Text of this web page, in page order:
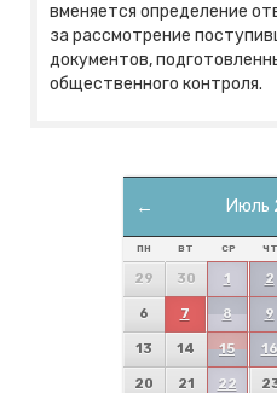
вменяется определение
за рассмотрение
документов,
общественного контроля.
← Июль
ПН ВТ СР ЧТ
29 30 1 2
6 7 8 9
13 14 15 16
20 21 22